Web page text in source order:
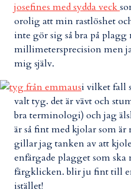
josefines med sydda veck
orolig att min rastlöshet
inte gör sig så bra på plagg
millimetersprecision men
mig själv.
i vilket fall
valt tyg. det är vävt och
bra terminologi) och jag
är så fint med kjolar som är
gillar jag tanken av att
enfärgade plagget som
färgklicken. blir ju fint till
istället!